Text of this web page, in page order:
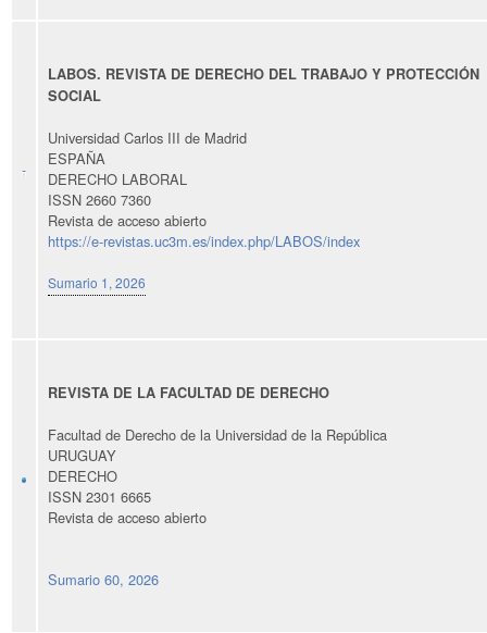
LABOS. REVISTA DE DERECHO DEL TRABAJO Y PROTECCIÓN
SOCIAL
Universidad Carlos III de Madrid
ESPAÑA
DERECHO LABORAL
ISSN 2660 7360
Revista de acceso abierto
https://e-revistas.uc3m.es/index.php/LABOS/index
Sumario 1, 2026
REVISTA DE LA FACULTAD DE DERECHO
Facultad de Derecho de la Universidad de la República
URUGUAY
DERECHO
ISSN 2301 6665
Revista de acceso abierto
Sumario 60, 2026